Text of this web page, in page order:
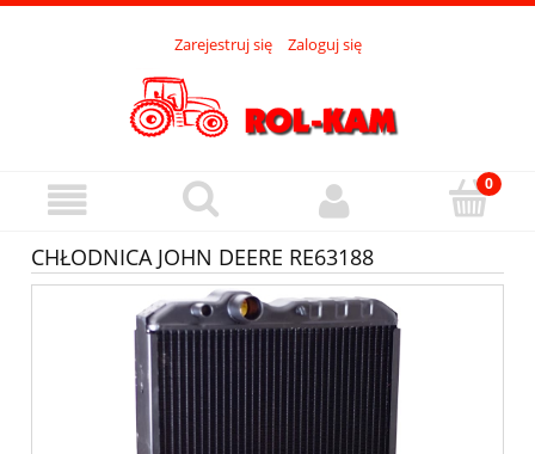
Zarejestruj się Zaloguj się
CHŁODNICA JOHN DEERE RE63188